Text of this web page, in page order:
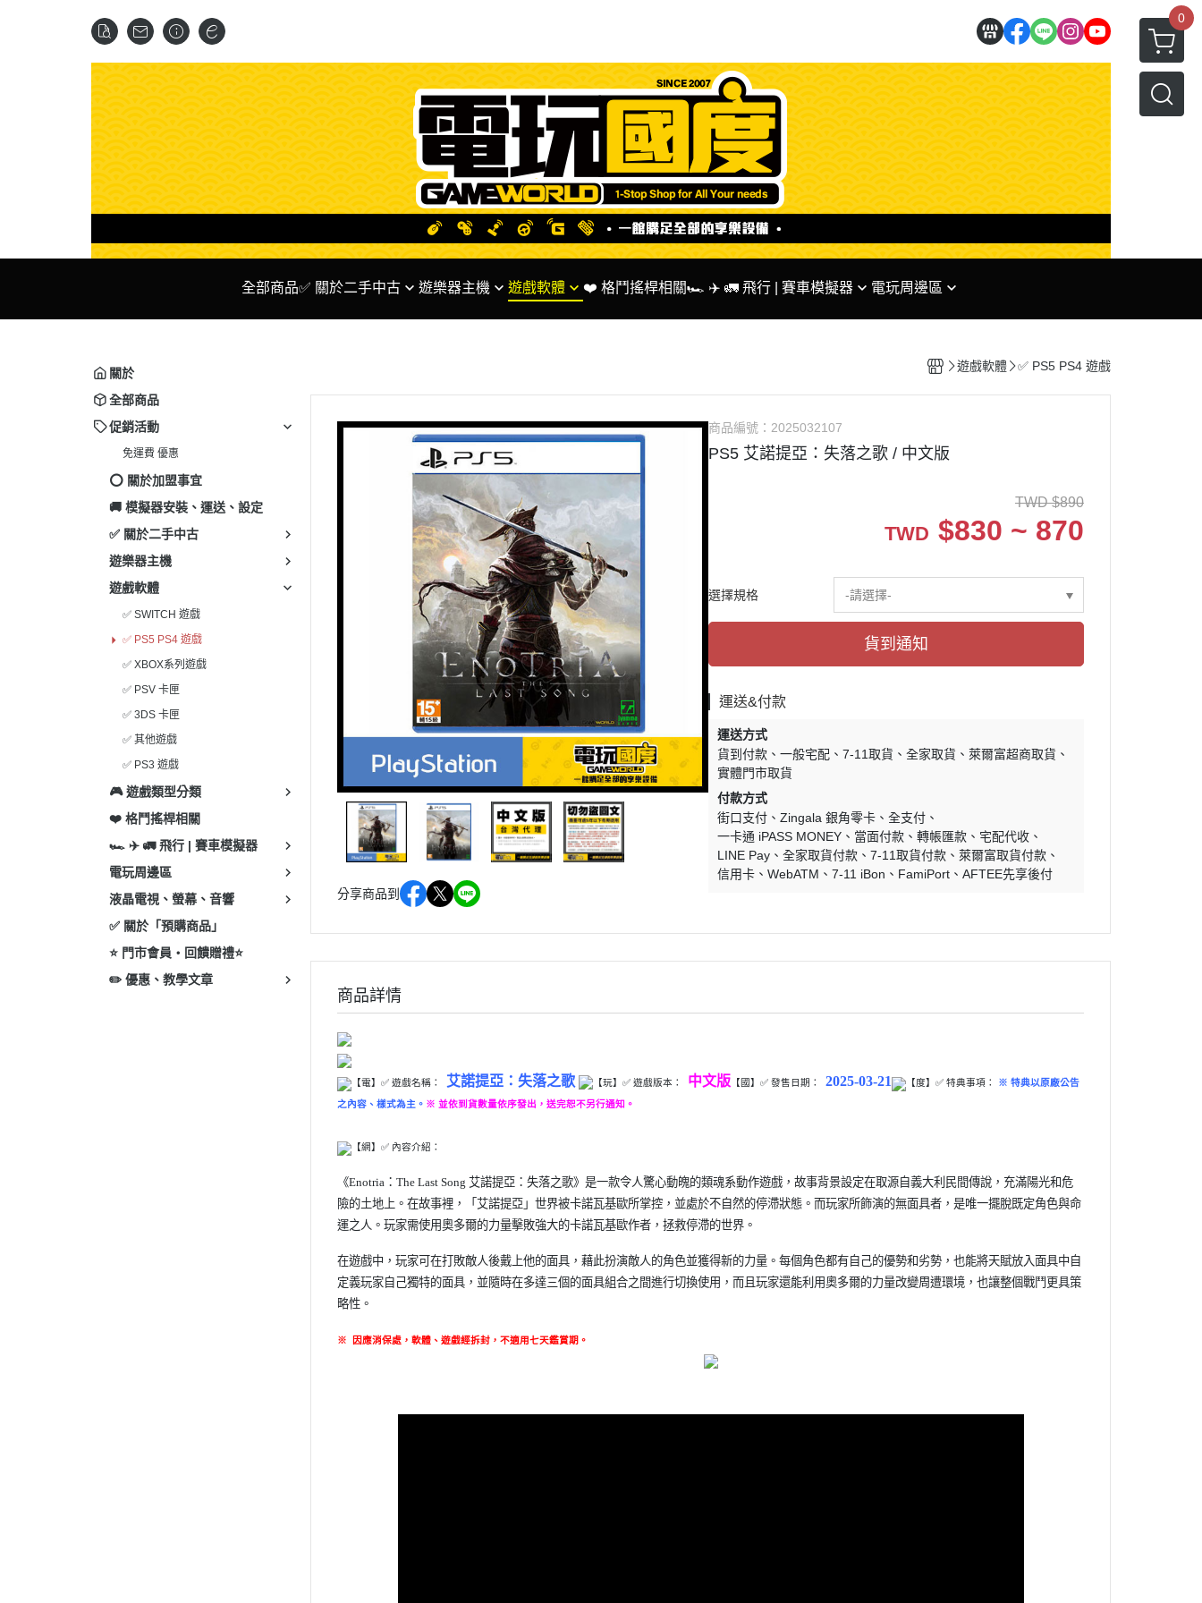
0
全部商品✅ 關於二手中古 遊樂器主機
✅ 3DS系列 掌機
✅ PSV系列 掌機
✅ 其他 掌機
遊戲軟體
✅ 3DS 卡匣
✅ 其他遊戲
✅ PS3 遊戲
❤️ 格鬥搖桿相關🏎 ✈️ 🚛 飛行 | 賽車模擬器
✅ 賽車架 相關
電玩周邊區
關於
全部商品
促銷活動
免運費 優惠
⭕️ 關於加盟事宜
🚚 模擬器安裝、運送、設定
✅ 關於二手中古
遊樂器主機
遊戲軟體
✅ SWITCH 遊戲
✅ PS5 PS4 遊戲
✅ XBOX系列遊戲
✅ PSV 卡匣
✅ 3DS 卡匣
✅ 其他遊戲
✅ PS3 遊戲
🎮 遊戲類型分類
❤️ 格鬥搖桿相關
🏎 ✈️ 🚛 飛行 | 賽車模擬器
電玩周邊區
液晶電視、螢幕、音響
✅ 關於「預購商品」
⭐ 門市會員・回饋贈禮⭐
✏️ 優惠、教學文章
遊戲軟體 ✅ PS5 PS4 遊戲
分享商品到
商品編號： 2025032107
PS5 艾諾提亞：失落之歌 / 中文版
TWD $890
TWD $830 ~ 870
選擇規格 -請選擇-
貨到通知
運送&付款
運送方式
貨到付款
一般宅配 7-11取貨 全家取貨
萊爾富超商取貨
實體門市取貨
付款方式
街口支付
Zingala 銀角零卡
全支付
一卡通 iPASS MONEY
當面付款 轉帳匯款
宅配代收
LINE Pay
全家取貨付款 7-11取貨付款
萊爾富取貨付款
信用卡
WebATM 7-11 iBon FamiPort AFTEE先享後付
商品詳情
【電】✅ 遊戲名稱： 艾諾提亞：失落之歌 【玩】 ✅ 遊戲版本： 中文版 【國】✅ 發售日期： 2025-03-21 【度】✅ 特典事項： ※ 特典以原廠公告
之內容、樣式為主。 ※ 並依到貨數量依序發出，送完恕不另行通知。
【網】✅ 內容介紹：
《Enotria：The Last Song 艾諾提亞：失落之歌》是一款令人驚心動魄的類魂系動作遊戲，故事背景設定在取源自義大利民間傳說，充滿陽光和危
險的土地上。在故事裡，「艾諾提亞」世界被卡諾瓦基歐所掌控，並處於不自然的停滯狀態。而玩家所飾演的無面具者，是唯一擺脫既定角色與命
運之人。玩家需使用奧多爾的力量擊敗強大的卡諾瓦基歐作者，拯救停滯的世界。
在遊戲中，玩家可在打敗敵人後戴上他的面具，藉此扮演敵人的角色並獲得新的力量。每個角色都有自己的優勢和劣勢，也能將天賦放入面具中自
定義玩家自己獨特的面具，並隨時在多達三個的面具組合之間進行切換使用，而且玩家還能利用奧多爾的力量改變周遭環境，也讓整個戰鬥更具策
略性。
※ 因應消保處，軟體、遊戲經拆封，不適用七天鑑賞期 。